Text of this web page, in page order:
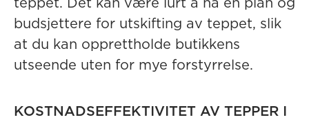
teppet. Det kan være lurt å ha en plan og
budsjettere for utskifting av teppet, slik
at du kan opprettholde butikkens
utseende uten for mye forstyrrelse.
KOSTNADSEFFEKTIVITET AV TEPPER I